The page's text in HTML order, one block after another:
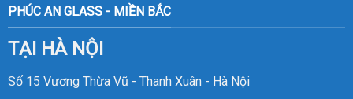
PHÚC AN GLASS - MIỀN BẮC
TẠI HÀ NỘI
Số 15 Vương Thừa Vũ - Thanh Xuân - Hà Nội